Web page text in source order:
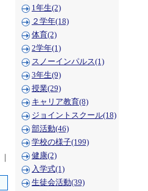
1年生(2)
２学年(18)
体育(2)
2学年(1)
スノーインパルス(1)
3年生(9)
授業(29)
キャリア教育(8)
ジョイントスクール(18)
部活動(46)
学校の様子(199)
健康(2)
入学式(1)
生徒会活動(39)